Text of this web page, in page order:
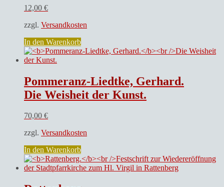
12,00 €
zzgl. Versandkosten
In den Warenkorb
Pommeranz-Liedtke, Gerhard.
Die Weisheit der Kunst.
70,00 €
zzgl. Versandkosten
In den Warenkorb